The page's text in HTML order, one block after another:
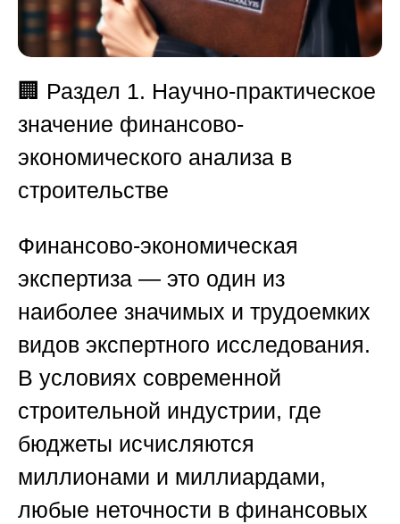
🏢 Раздел 1. Научно-практическое
значение финансово-
экономического анализа в
строительстве
Финансово-экономическая
экспертиза — это один из
наиболее значимых и трудоемких
видов экспертного исследования.
В условиях современной
строительной индустрии, где
бюджеты исчисляются
миллионами и миллиардами,
любые неточности в финансовых